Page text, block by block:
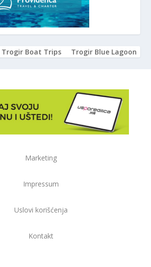
Trogir Boat Trips Trogir Blue Lagoon
Marketing
Impressum
Uslovi korišćenja
Kontakt